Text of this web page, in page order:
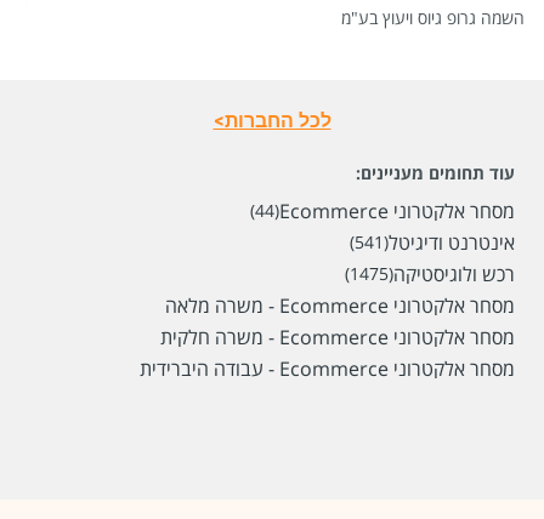
שכר
המעסיק לא סיפר לנו
סוג משרה משרה מלאה
מיקום
ראש העין
השמה גרופ גיוס ויעוץ בע"מ
לכל החברות>
עוד תחומים מעניינים:
מסחר אלקטרוני Ecommerce (44)
אינטרנט ודיגיטל(541)
רכש ולוגיסטיקה(1475)
מסחר אלקטרוני Ecommerce - משרה מלאה
מסחר אלקטרוני Ecommerce - משרה חלקית
מסחר אלקטרוני Ecommerce - עבודה היברידית